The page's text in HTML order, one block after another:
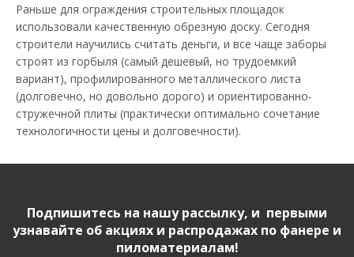
Раньше для ограждения строительных площадок
использовали качественную обрезную доску. Сегодня
строители научились считать деньги, и все чаще заборы
строят из горбыля (самый дешевый, но трудоемкий
вариант), профилированного металлического листа
(долговечно, но довольно дорого) и ориентированно-
стружечной плиты (практически оптимально сочетание
технологичности цены и долговечности).
Подпишитесь на нашу рассылку, и первыми
узнавайте об акциях и распродажах по фанере и
пиломатериалам!